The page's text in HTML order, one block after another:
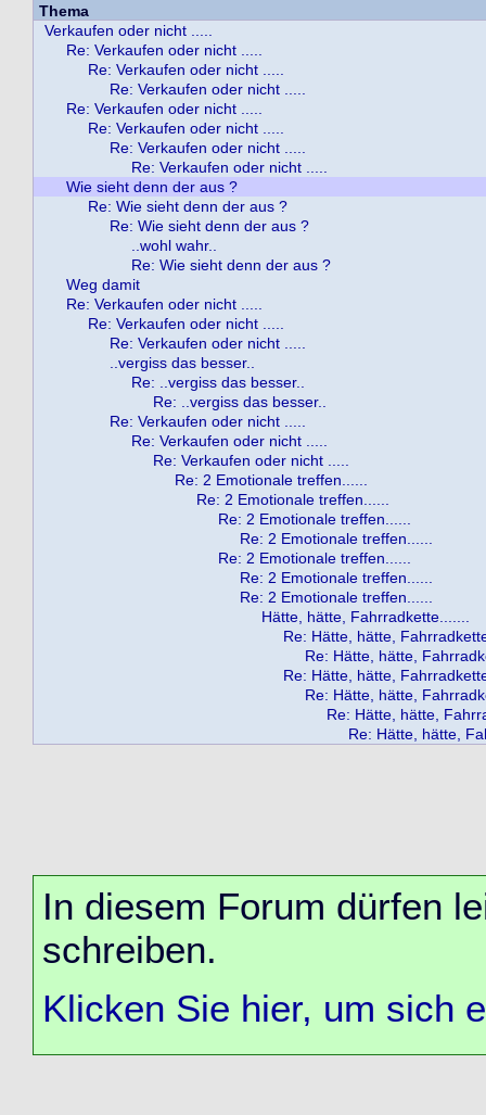
Thema
Verkaufen oder nicht .....
Re: Verkaufen oder nicht .....
Re: Verkaufen oder nicht .....
Re: Verkaufen oder nicht .....
Re: Verkaufen oder nicht .....
Re: Verkaufen oder nicht .....
Re: Verkaufen oder nicht .....
Re: Verkaufen oder nicht .....
Wie sieht denn der aus ?
Re: Wie sieht denn der aus ?
Re: Wie sieht denn der aus ?
..wohl wahr..
Re: Wie sieht denn der aus ?
Weg damit
Re: Verkaufen oder nicht .....
Re: Verkaufen oder nicht .....
Re: Verkaufen oder nicht .....
..vergiss das besser..
Re: ..vergiss das besser..
Re: ..vergiss das besser..
Re: Verkaufen oder nicht .....
Re: Verkaufen oder nicht .....
Re: Verkaufen oder nicht .....
Re: 2 Emotionale treffen......
Re: 2 Emotionale treffen......
Re: 2 Emotionale treffen......
Re: 2 Emotionale treffen......
Re: 2 Emotionale treffen......
Re: 2 Emotionale treffen......
Re: 2 Emotionale treffen......
Hätte, hätte, Fahrradkette.......
Re: Hätte, hätte,
Re: Hätte, hätte,
Re: Hätte, hätte,
Re: Hätte, hätte,
Re: Hätte, hätte,
Re: Hätte, hätte,
In diesem Forum dürfen
schreiben.
Klicken Sie hier, um sich